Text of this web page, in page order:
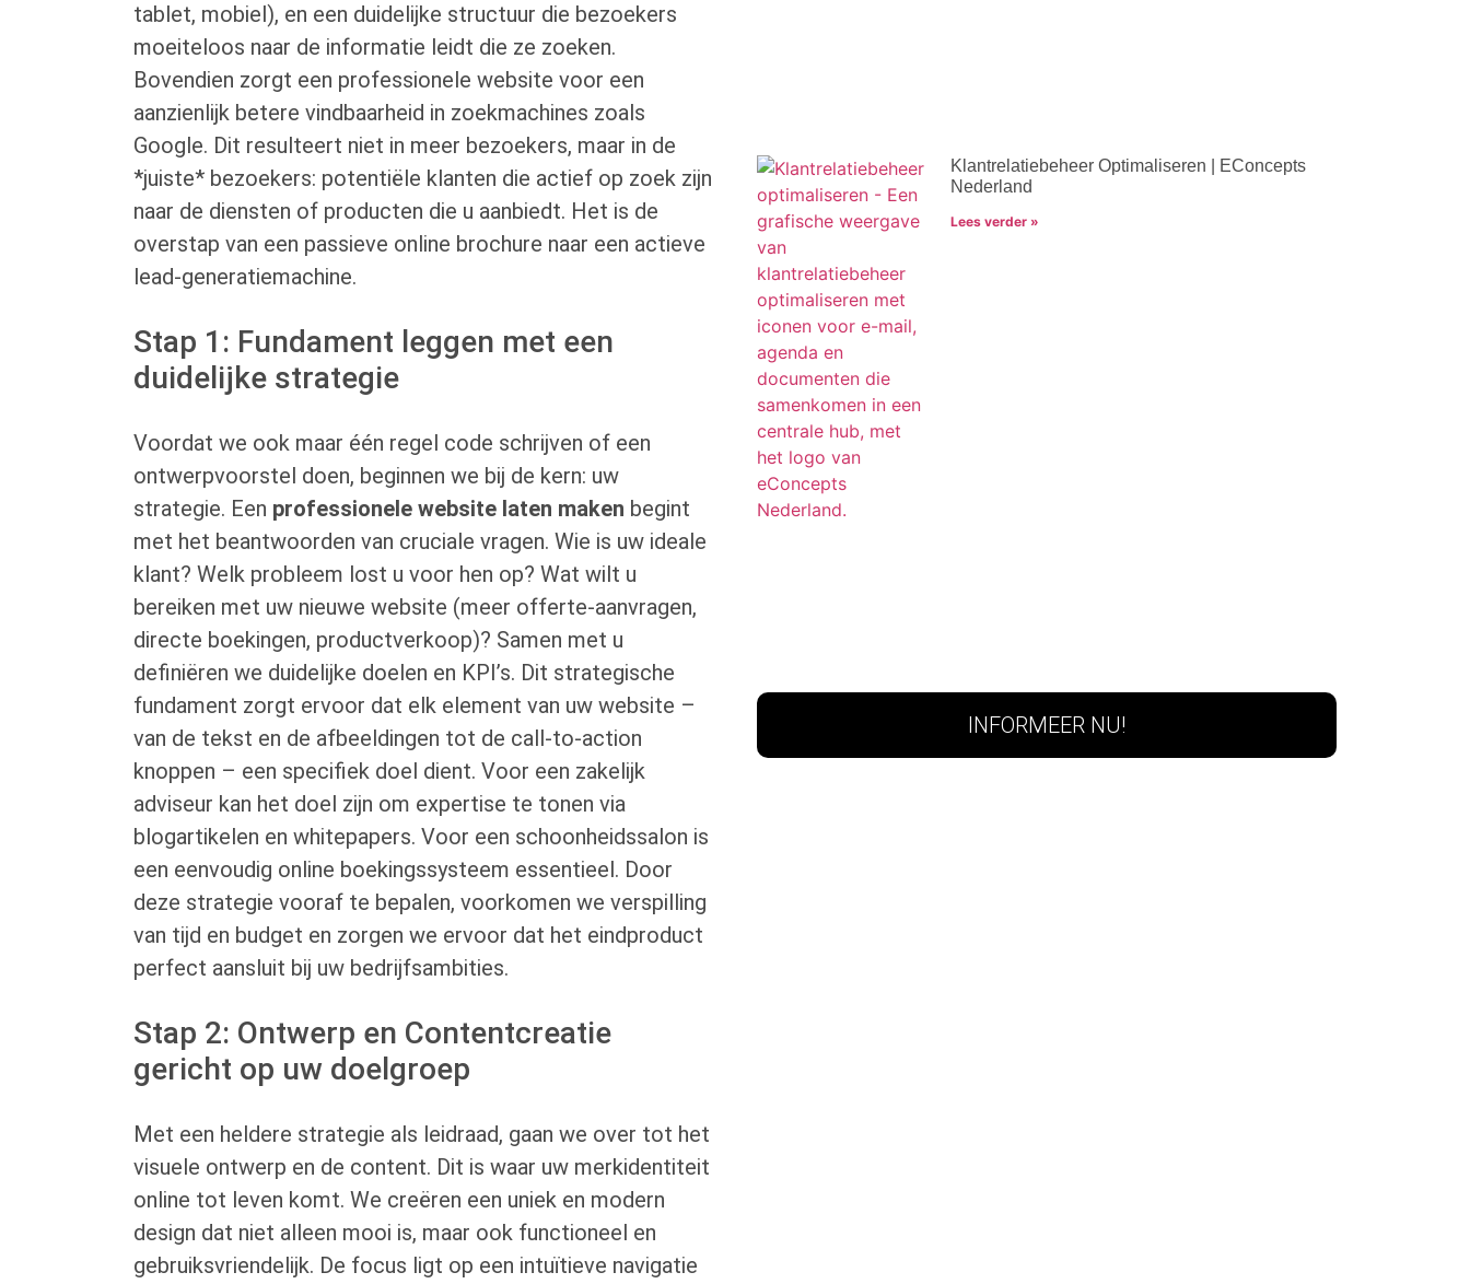
tablet, mobiel), en een duidelijke structuur die bezoekers
moeiteloos naar de informatie leidt die ze zoeken.
Bovendien zorgt een professionele website voor een
aanzienlijk betere vindbaarheid in zoekmachines zoals
Google. Dit resulteert niet in meer bezoekers, maar in de
*juiste* bezoekers: potentiële klanten die actief op zoek zijn
naar de diensten of producten die u aanbiedt. Het is de
overstap van een passieve online brochure naar een actieve
lead-generatiemachine.
Stap 1: Fundament leggen met een
duidelijke strategie
Voordat we ook maar één regel code schrijven of een
ontwerpvoorstel doen, beginnen we bij de kern: uw
strategie. Een professionele website laten maken begint
met het beantwoorden van cruciale vragen. Wie is uw ideale
klant? Welk probleem lost u voor hen op? Wat wilt u
bereiken met uw nieuwe website (meer offerte-aanvragen,
directe boekingen, productverkoop)? Samen met u
definiëren we duidelijke doelen en KPI’s. Dit strategische
fundament zorgt ervoor dat elk element van uw website –
van de tekst en de afbeeldingen tot de call-to-action
knoppen – een specifiek doel dient. Voor een zakelijk
adviseur kan het doel zijn om expertise te tonen via
blogartikelen en whitepapers. Voor een schoonheidssalon is
een eenvoudig online boekingssysteem essentieel. Door
deze strategie vooraf te bepalen, voorkomen we verspilling
van tijd en budget en zorgen we ervoor dat het eindproduct
perfect aansluit bij uw bedrijfsambities.
Stap 2: Ontwerp en Contentcreatie
gericht op uw doelgroep
Met een heldere strategie als leidraad, gaan we over tot het
visuele ontwerp en de content. Dit is waar uw merkidentiteit
online tot leven komt. We creëren een uniek en modern
design dat niet alleen mooi is, maar ook functioneel en
gebruiksvriendelijk. De focus ligt op een intuïtieve navigatie
Klantrelatiebeheer Optimaliseren | EConcepts
Nederland
Lees verder »
INFORMEER NU!